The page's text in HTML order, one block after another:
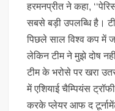
हरमनप्रीत ने कहा,
सबसे बड़ी उपलब्धि है।
पिछले साल विश्व कप में
लेकिन टीम ने मुझे दोष
टीम के भरोसे पर खरा
में एशियाई चैम्पियंस
करके प्लेयर आफ द